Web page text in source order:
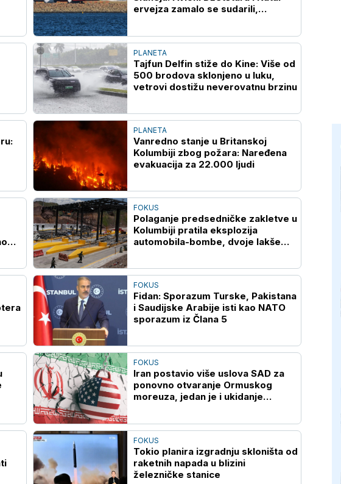
ervejza zamalo se sudarili,
PLANETA
Tajfun Delfin stiže do Kine: Više od
500 brodova sklonjeno u luku,
vetrovi dostižu neverovatnu brzinu
PLANETA
Vanredno stanje u Britanskoj
Kolumbiji zbog požara: Naređena
evakuacija za 22.000 ljudi
FOKUS
Polaganje predsedničke zakletve u
Kolumbiji pratila eksplozija
automobila-bombe, dvoje lakše
FOKUS
Fidan: Sporazum Turske, Pakistana
i Saudijske Arabije isti kao NATO
sporazum iz Člana 5
FOKUS
Iran postavio više uslova SAD za
ponovno otvaranje Ormuskog
moreuza, jedan je i ukidanje
FOKUS
Tokio planira izgradnju skloništa od
raketnih napada u blizini
železničke stanice